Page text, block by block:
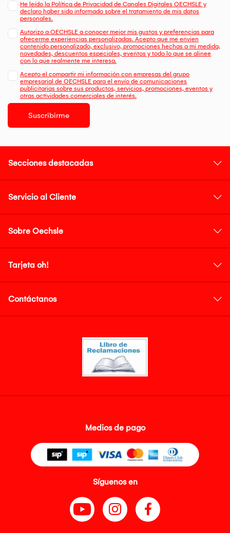
He leído la Política de Privacidad de Canales Digitales OECHSLE y
declaro haber sido informado sobre el tratamiento de mis datos
personales.
Autorizo a OECHSLE a conocer mejor mis gustos y preferencias para
ofrecerme experiencias personalizadas. Acepto que me envien
contenido personalizado, exclusivo, promociones hechas a mi medida,
novedades, descuentos especiales, eventos y todo lo que se alinee
con lo que realmente me interesa.
Acepto el compartir mi información con empresas del grupo
empresarial de OECHSLE para el envío de comunicaciones
publicitarias sobre sus productos, servicios, promociones, eventos y
otras actividades comerciales de interés.
Suscribirme
Secciones destacadas
Servicio al Cliente
Sobre Oechsle
Tarjeta oh!
Contáctanos
Medios de pago
Síguenos en